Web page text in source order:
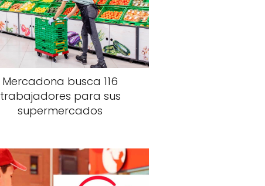
Mercadona busca 116
trabajadores para sus
supermercados